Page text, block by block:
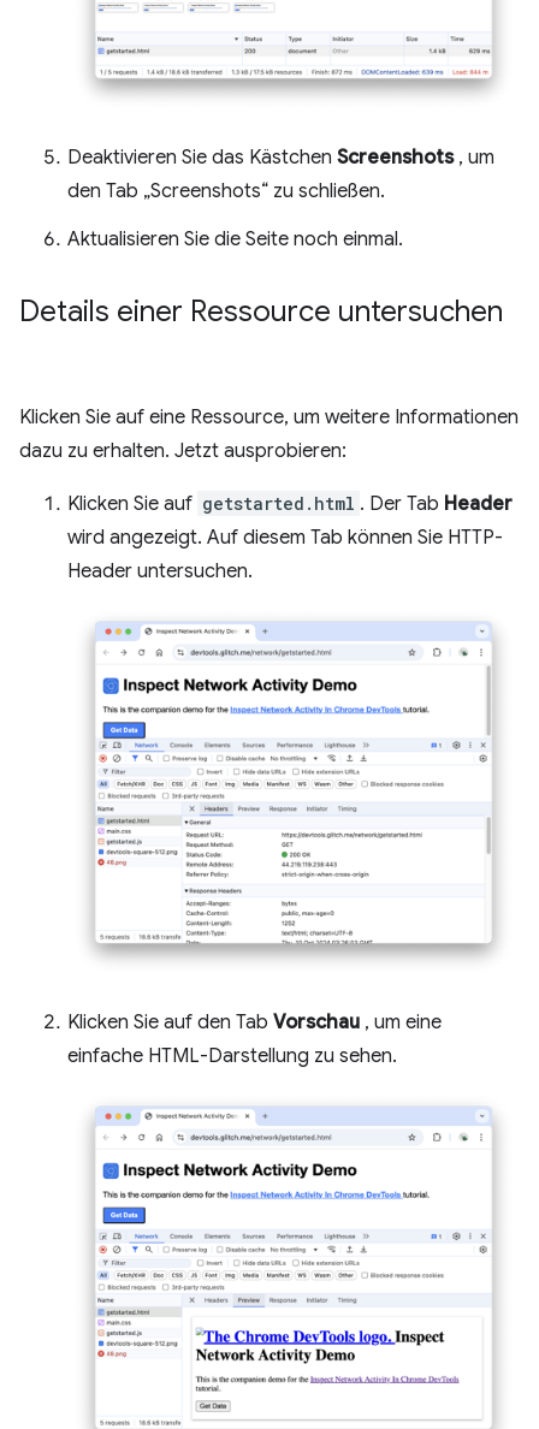
Deaktivieren Sie das Kästchen Screenshots, um
den Tab „Screenshots“ zu schließen.
Aktualisieren Sie die Seite noch einmal.
Details einer Ressource untersuchen
Klicken Sie auf eine Ressource, um weitere Informationen
dazu zu erhalten. Jetzt ausprobieren:
Klicken Sie auf getstarted.html . Der Tab Header
wird angezeigt. Auf diesem Tab können Sie HTTP-
Header untersuchen.
Klicken Sie auf den Tab Vorschau , um eine
einfache HTML-Darstellung zu sehen.